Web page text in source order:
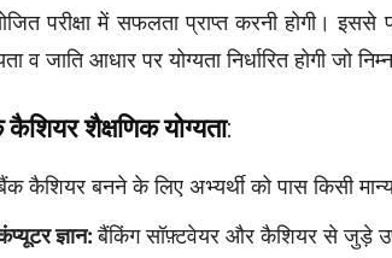
परीक्षा में सफलता प्राप्त करनी होगी।
व जाति आधार पर योग्यता निर्धारित होगी जो
कैशियर शैक्षणिक योग्यता:
कैशियर बनने के लिए अभ्यर्थी को पास किसी
ज्ञान:बैंकिंग सॉफ़्टवेयर और कैशियर से जुड़े